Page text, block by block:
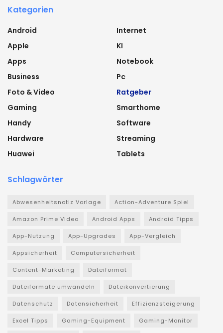
Kategorien
Android
Apple
Apps
Business
Foto & Video
Gaming
Handy
Hardware
Huawei
Internet
KI
Notebook
Pc
Ratgeber
Smarthome
Software
Streaming
Tablets
Schlagwörter
Abwesenheitsnotiz Vorlage Action-Adventure Spiel
Amazon Prime Video Android Apps Android Tipps
App-Nutzung App-Upgrades App-Vergleich
Appsicherheit Computersicherheit
Content-Marketing Dateiformat
Dateiformate umwandeln Dateikonvertierung
Datenschutz Datensicherheit Effizienzsteigerung
Excel Tipps Gaming-Equipment Gaming-Monitor